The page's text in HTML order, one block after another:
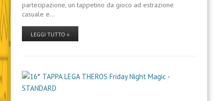
partecipazione, un tappetino da gioco ad estrazione
casuale e…
LEGGI TUTTO »